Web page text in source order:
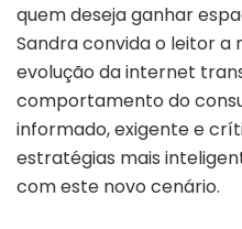
quem deseja ganhar
Sandra convida o leitor
evolução da internet
comportamento do
informado, exigente e
estratégias mais
com este novo cenário.